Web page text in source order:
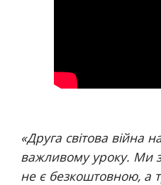
«Друга світова війна
важливому уроку. Ми
не є безкоштовною, а